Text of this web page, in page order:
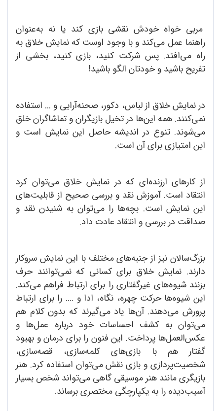
مربی خواه خودش نقشی بازی کند یا نه به‌عنوان
راهنما عمل می‌کند و با وجود اوست که نمایش خلاق به
راه می‌افتد. پس شرکت کنید، بازی کنید، بخشی از
تفریح باشید و خودتان الگو باشید!
در نمایش خلاق از لباس، دکور، صحنه‌آرایی و ... استفاده
نمی‌کنند. همه‌ این‌ها در تخیل بازیگران و تماشاگران خلق
می‌شوند. تنوع در اندیشه حاصل این نمایش است و
این امتیازی برای آن است.
از کارهای ارزنده‌ای که در نمایش خلاق می‌توان کرد
انتقاد است. آموزش نقد و بررسی صحیح از قابلیت‌های
این نمایش است. بچه‌ها را می‌توان به شنیدن نقد و
صداقت در بررسی و انتقاد عادت داد.
بزرگ‌سالان نیز از جنبه‌های مختلف با این نمایش سروکار
دارند. نمایش خلاق برای کسانی که نمی‌توانند حرف
بزنند شیوه‌های غیرگفتاری را برای ارتباط فراهم می‌کند.
این شیوه‌ها حرکت چهره، نگاه، ادا و .... را برای ارتباط
پرورش می‌دهند. آن‌ها یاد می‌گیرند که بدون کلام هم
می‌توان به کشف احساسات خود درباره عمل‌ها و
عکس‌العمل‌ها پرداخت. این فنون را برای درمان و بهبود
گفتار هم با بازی‌های کلمه‌سازی، قصه‌سازی،
شخصیت‌پردازی و بازی نقش می‌توان استفاده کرد. هنر
بازیگری مانند هنر موسیقی گاهی می‌تواند شخص بسیار
آسیب‌دیده را به یکپارچگی مختصری برساند.